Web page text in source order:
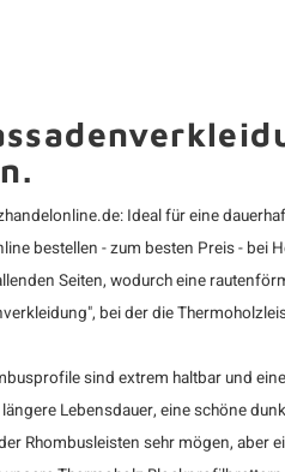
Ideal für eine
bestellen - zum besten Preis - bei
Seiten, wodurch eine
bei der die
sind extrem haltbar und
Lebensdauer, eine schöne
Rhombusleisten sehr mögen,